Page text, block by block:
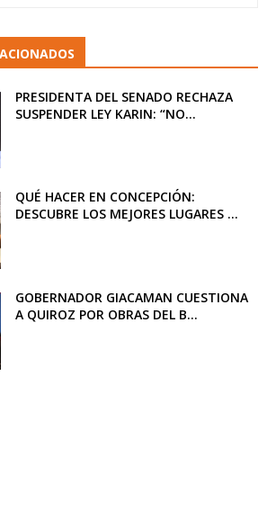
PRESIDENTA DEL SENADO RECHAZA
SUSPENDER LEY KARIN: “NO...
QUÉ HACER EN CONCEPCIÓN:
DESCUBRE LOS MEJORES LUGARES ...
GOBERNADOR GIACAMAN CUESTIONA
A QUIROZ POR OBRAS DEL B...